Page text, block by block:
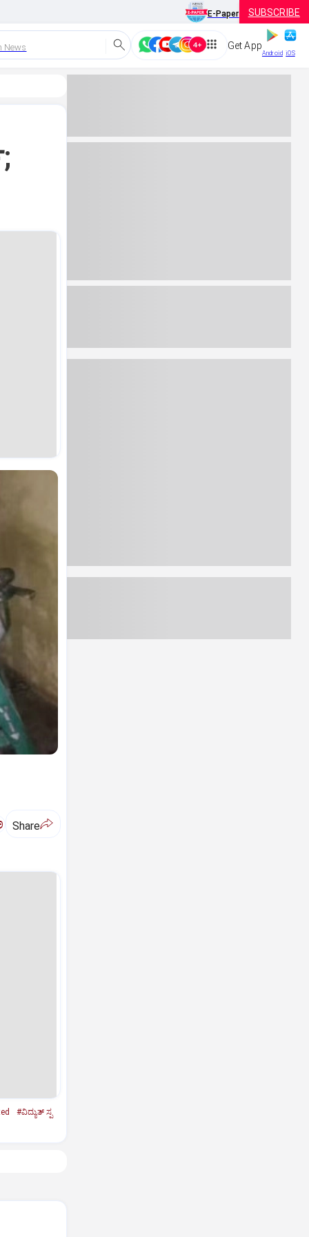
E-Paper SUBSCRIBE
News Get App
Android iOS
Share
#ವಿದ್ಯುತ್‌ ಸ್ಪ